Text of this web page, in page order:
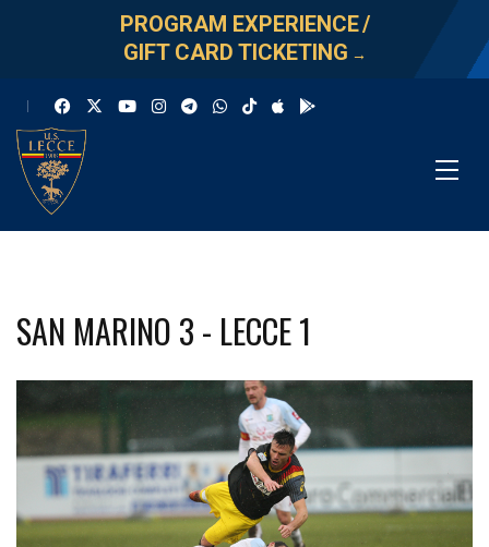
PROGRAM EXPERIENCE/
GIFT CARD TICKETING →
SAN MARINO 3 - LECCE 1